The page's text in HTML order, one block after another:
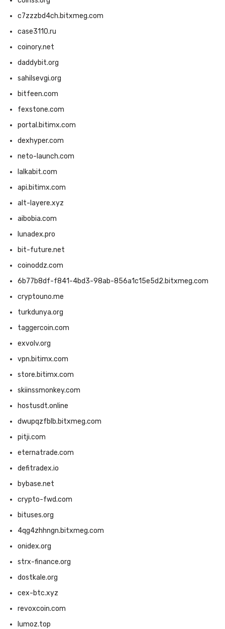
c7zzzbd4ch.bitxmeg.com
case3110.ru
coinory.net
daddybit.org
sahilsevgi.org
bitfeen.com
fexstone.com
portal.bitimx.com
dexhyper.com
neto-launch.com
lalkabit.com
api.bitimx.com
alt-layere.xyz
aibobia.com
lunadex.pro
bit-future.net
coinoddz.com
6b77b8df-f841-4bd3-98ab-856a1c15e5d2.bitxmeg.com
cryptouno.me
turkdunya.org
taggercoin.com
exvolv.org
vpn.bitimx.com
store.bitimx.com
skiinssmonkey.com
hostusdt.online
dwupqzfblb.bitxmeg.com
pitji.com
eternatrade.com
defitradex.io
bybase.net
crypto-fwd.com
bituses.org
4qg4zhhngn.bitxmeg.com
onidex.org
strx-finance.org
dostkale.org
cex-btc.xyz
revoxcoin.com
lumoz.top